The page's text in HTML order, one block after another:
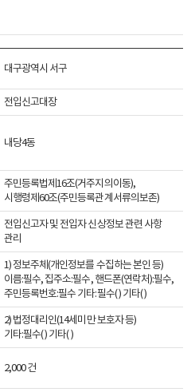
대구광역시 서구
전입신고대장
내당4동
주민등록법제16조(거주지의이동),
시행령제60조(주민등록관계서류의보존)
전입신고자 및 전입자 신상정보 관련 사항
관리
1) 정보주체(개인정보를 수집하는 본인 등)
이름:필수, 집주소:필수, 핸드폰(연락처):필수,
주민등록번호:필수 기타:필수( ) 기타( )
2) 법정대리인(14세미만 보호자 등)
기타:필수( ) 기타( )
2,000 건